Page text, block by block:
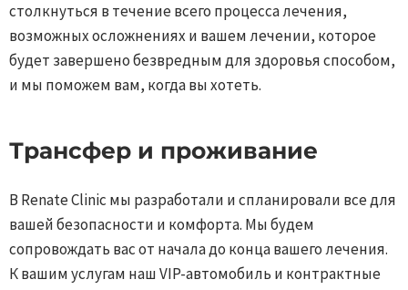
столкнуться в течение всего процесса лечения,
возможных осложнениях и вашем лечении, которое
будет завершено безвредным для здоровья способом,
и мы поможем вам, когда вы хотеть.​​
Трансфер и проживание ​
В Renate Clinic мы разработали и спланировали все для
вашей безопасности и комфорта. Мы будем
сопровождать вас от начала до конца вашего лечения.
К вашим услугам наш VIP-автомобиль и контрактные